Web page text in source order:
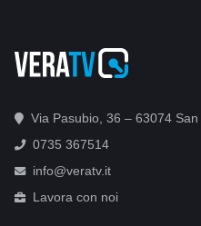
Via Pasubio, 36 – 63074
0735 367514
info@veratv.it
Lavora con noi